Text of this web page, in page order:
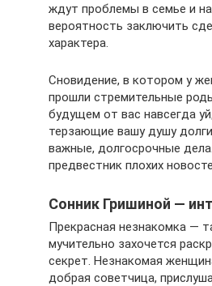
ждут проблемы в семье и
вероятность заключить
характера.
Сновидение, в котором у
прошли стремительные
будущем от вас навсегда
терзающие вашу душу
важные, долгосрочные
предвестник плохих
Сонник Гришиной —
Прекрасная незнакомка —
мучительно захочется
секрет. Незнакомая
добрая советчица,